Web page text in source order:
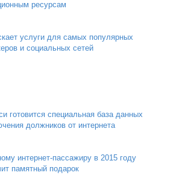
ресурсам
услуги для самых популярных
и социальных сетей
готовится специальная база данных
должников от интернета
интернет-пассажиру в 2015 году
памятный подарок